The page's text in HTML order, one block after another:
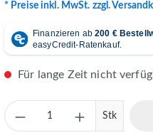
* Preise inkl. MwSt. zzgl.
Für lange Zeit nicht
Produkt Anzahl:
Stk